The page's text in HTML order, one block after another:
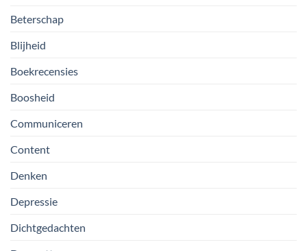
Beterschap
Blijheid
Boekrecensies
Boosheid
Communiceren
Content
Denken
Depressie
Dichtgedachten